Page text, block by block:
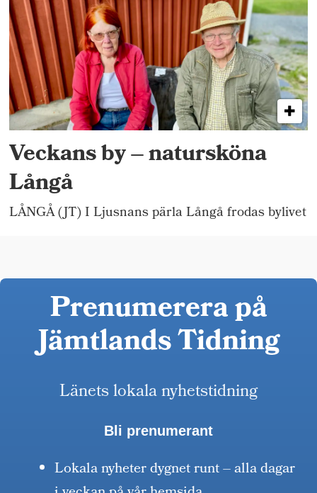
Veckans by – natursköna
Långå
LÅNGÅ (JT) I Ljusnans pärla Långå frodas bylivet
Prenumerera på
Jämtlands Tidning
Länets lokala nyhetstidning
Bli prenumerant
Lokala nyheter dygnet runt – alla dagar